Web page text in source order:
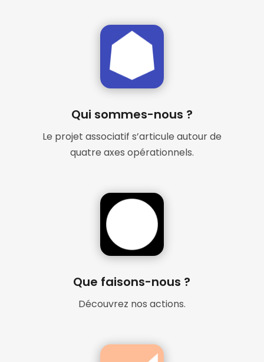
Qui sommes-nous ?
Le projet associatif s’articule autour de
quatre axes opérationnels.
Que faisons-nous ?
Découvrez nos actions.